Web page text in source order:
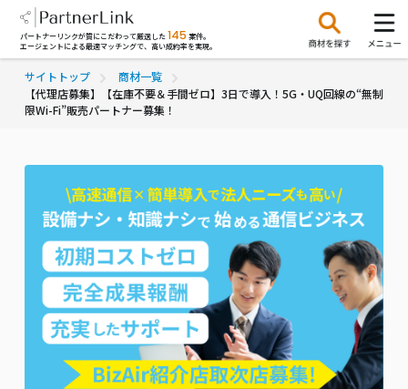
パートナーリンクが質にこだわって厳選した 145 案件。
エージェントによる最適マッチングで、高い成約率を実現。
サイトトップ
商材一覧
【代理店募集】【在庫不要＆手間ゼロ】3日で導入！5G・UQ回線の“無制
限Wi-Fi”販売パートナー募集！